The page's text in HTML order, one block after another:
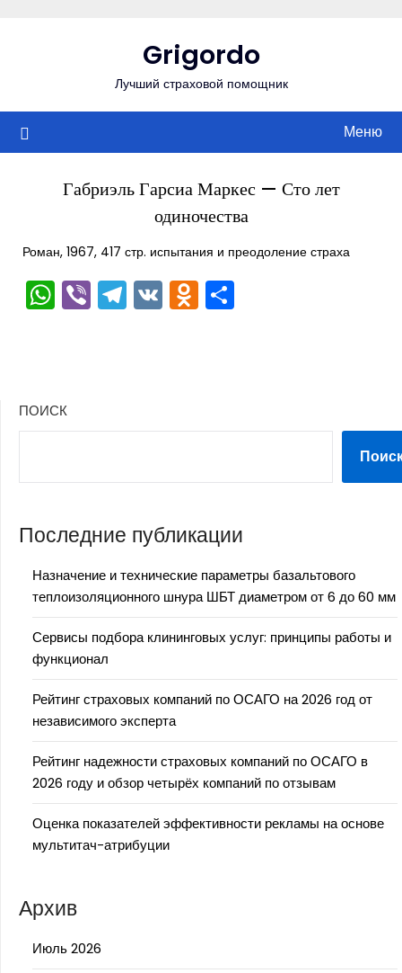
Grigordo
Лучший страховой помощник
Меню
Габриэль Гарсиа Маркес — Сто лет
одиночества
Роман, 1967, 417 стр. испытания и преодоление страха
WhatsApp
ViberTelegram
VKOdnoklassniki
ПОИСК
Последние публикации
Назначение и технические параметры базальтового
теплоизоляционного шнура ШБТ диаметром от 6 до 60 мм
Сервисы подбора клининговых услуг: принципы работы и
функционал
Рейтинг страховых компаний по ОСАГО на 2026 год от
независимого эксперта
Рейтинг надежности страховых компаний по ОСАГО в
2026 году и обзор четырёх компаний по отзывам
Оценка показателей эффективности рекламы на основе
мультитач-атрибуции
Архив
Июль 2026